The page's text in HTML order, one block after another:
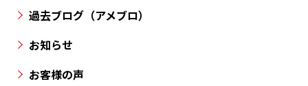
亀
市・
松
過去ブログ（アメブロ）
お知らせ
お客様の声